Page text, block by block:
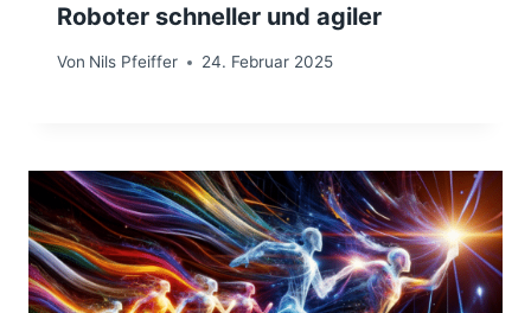
Roboter schneller und agiler
Von Nils Pfeiffer 24. Februar 2025